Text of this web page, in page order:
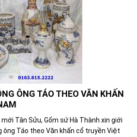
ÔNG TÁO THEO VĂN KHẤN
Tân Sửu, Gốm sứ Hà Thành xin giới
ông Táo theo Văn khấn cổ truyền Việt